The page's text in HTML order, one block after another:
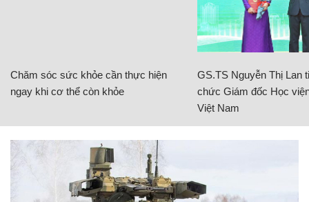
Chăm sóc sức khỏe cần thực hiện
ngay khi cơ thể còn khỏe
GS.TS Nguyễn Thị Lan
chức Giám đốc Học
Việt Nam